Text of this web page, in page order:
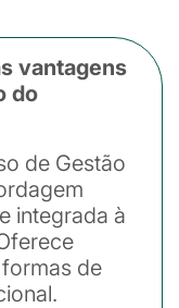
vantagens
do
de Gestão
integrada à
de